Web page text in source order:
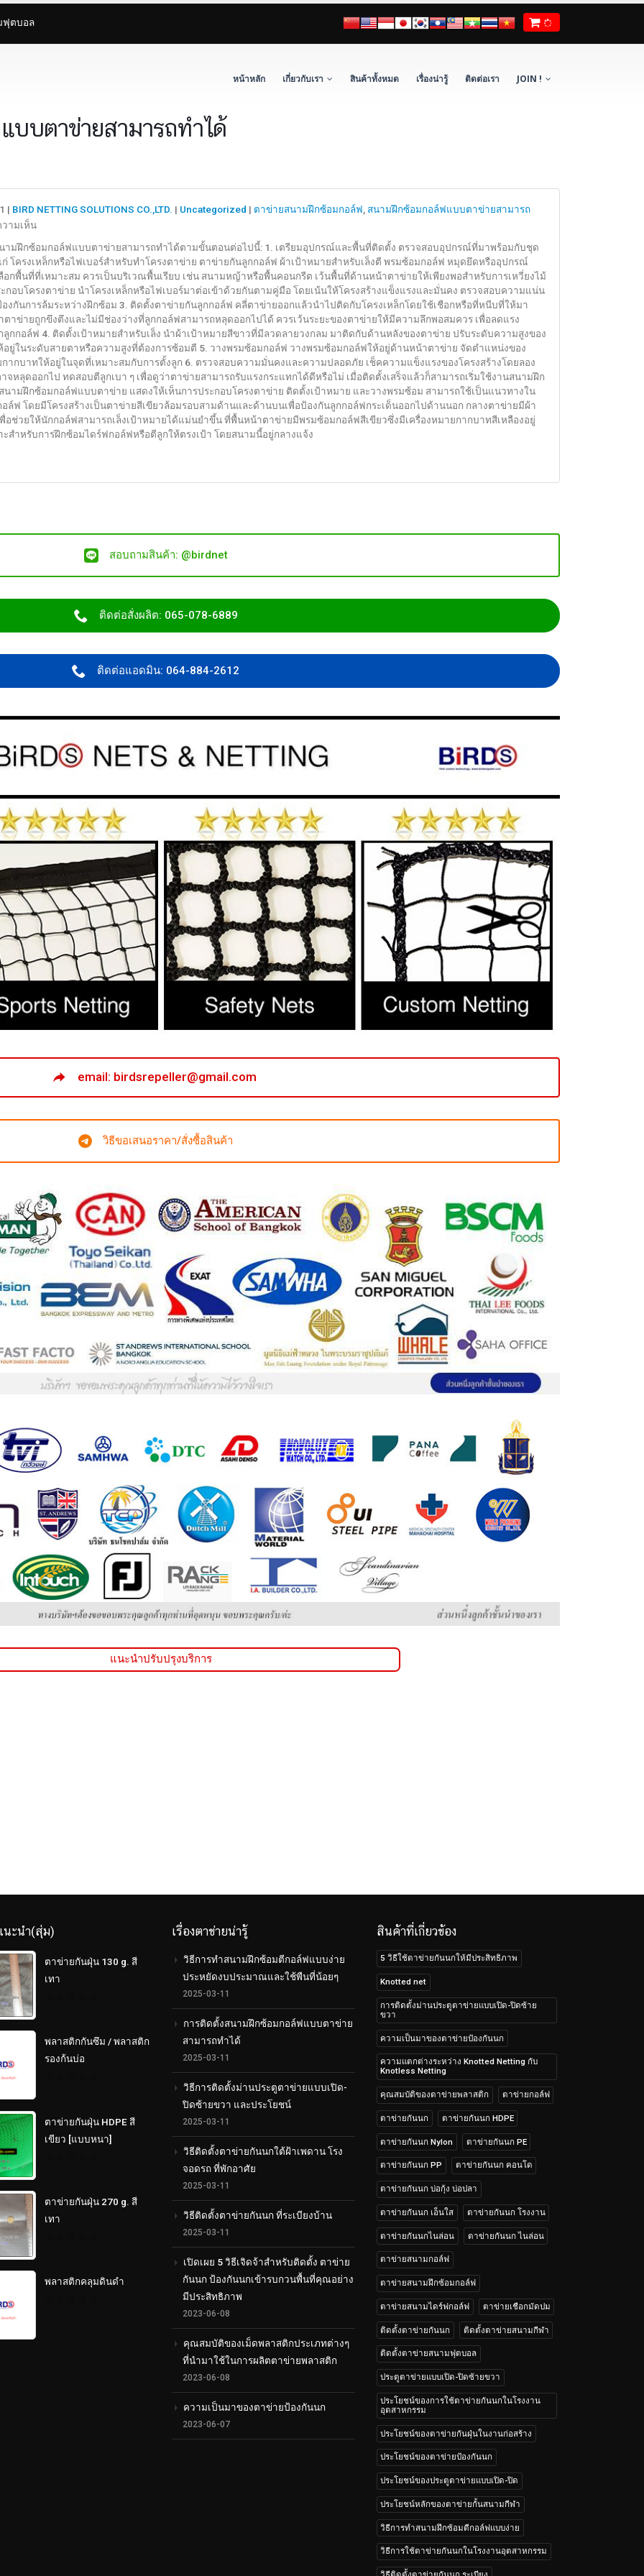
ฟุตบอล
หน้าหลัก เกี่ยวกับเรา สินค้าทั้งหมด เรื่องน่ารู้ ติดต่อเรา JOIN !
บตาข่ายสามารถทำได้
| BIRD NETTING SOLUTIONS CO.,LTD. | Uncategorized | ตาข่ายสนามฝึกซ้อมกอล์ฟ สนามฝึกซ้อมกอล์ฟแบบตาข่ายสามารถ
ามเห็นบน
ติด
ตั้ง
สนาม
ฝึก
ซ้อม
กอล์ฟ
แบบ
ตาข่าย
สามารถ
ทำได้
ามฝึกซ้อมกอล์ฟแบบตาข่ายสามารถทำได้ตามขั้นตอนต่อไปนี้: 1. เตรียมอุปกรณ์และพื้นที่ติดตั้ง ตรวจสอบอุปกรณ์ที่มาพร้อมกับชุด
โครงเหล็กหรือไฟเบอร์สำหรับทำโครงตาข่าย ตาข่ายกันลูกกอล์ฟ ผ้าเป้าหมายสำหรับเล็งตี พรมซ้อมกอล์ฟ หมุดยึดหรืออุปกรณ์
ลือกพื้นที่ที่เหมาะสม ควรเป็นบริเวณพื้นเรียบ เช่น สนามหญ้าหรือพื้นคอนกรีต เว้นพื้นที่ด้านหน้าตาข่ายให้เพียงพอสำหรับการเหวี่ยงไม้
กอบโครงตาข่าย นำโครงเหล็กหรือไฟเบอร์มาต่อเข้าด้วยกันตามคู่มือ โดยเน้นให้โครงสร้างแข็งแรงและมั่นคง ตรวจสอบความแน่น
งกันการล้มระหว่างฝึกซ้อม 3. ติดตั้งตาข่ายกันลูกกอล์ฟ คลี่ตาข่ายออกแล้วนำไปติดกับโครงเหล็กโดยใช้เชือกหรือที่หนีบที่ให้มา
ตาข่ายถูกขึงตึงและไม่มีช่องว่างที่ลูกกอล์ฟสามารถหลุดออกไปได้ ควรเว้นระยะของตาข่ายให้มีความลึกพอสมควร เพื่อลดแรง
ลูกกอล์ฟ 4. ติดตั้งเป้าหมายสำหรับเล็ง นำผ้าเป้าหมายสีขาวที่มีลวดลายวงกลม มาติดกับด้านหลังของตาข่าย ปรับระดับความสูงของ
อยู่ในระดับสายตาหรือความสูงที่ต้องการซ้อมตี 5. วางพรมซ้อมกอล์ฟ วางพรมซ้อมกอล์ฟให้อยู่ด้านหน้าตาข่าย จัดตำแหน่งของ
กากบาทให้อยู่ในจุดที่เหมาะสมกับการตั้งลูก 6. ตรวจสอบความมั่นคงและความปลอดภัย เช็คความแข็งแรงของโครงสร้างโดยลอง
หลุดออกไป ทดสอบตีลูกเบา ๆ เพื่อดูว่าตาข่ายสามารถรับแรงกระแทกได้ดีหรือไม่ เมื่อติดตั้งเสร็จแล้วก็สามารถเริ่มใช้งานสนามฝึก
มฝึกซ้อมกอล์ฟแบบตาข่าย แสดงให้เห็นการประกอบโครงตาข่าย ติดตั้งเป้าหมาย และวางพรมซ้อม สามารถใช้เป็นแนวทางใน
ล์ฟ โดยมีโครงสร้างเป็นตาข่ายสีเขียวล้อมรอบสามด้านและด้านบนเพื่อป้องกันลูกกอล์ฟกระเด็นออกไปด้านนอก กลางตาข่ายมีผ้า
อช่วยให้นักกอล์ฟสามารถเล็งเป้าหมายได้แม่นยำขึ้น ที่พื้นหน้าตาข่ายมีพรมซ้อมกอล์ฟสีเขียวซึ่งมีเครื่องหมายกากบาทสีเหลืองอยู่
สำหรับการฝึกซ้อมไดร์ฟกอล์ฟหรือตีลูกให้ตรงเป้า โดยสนามนี้อยู่กลางแจ้ง
สอบถามสินค้า: @birdnet
ติดต่อสั่งผลิต: 065-078-6889
ติดต่อแอดมิน: 064-884-2612
email: birdsrepeller@gmail.com
วิธีขอเสนอราคา/สั่งซื้อสินค้า
แนะนำปรับปรุงบริการ
ะนำ(สุ่ม)
ตาข่ายกันฝุ่น 130 g. สี
เทา
5
พลาสติกกันซึม / พลาสติก
รองก้นบ่อ
5
ตาข่ายกันฝุ่น HDPE สี
เขียว [แบบหนา]
5
ตาข่ายกันฝุ่น 270 g. สี
เทา
5
พลาสติกคลุมดินดำ
เรื่องตาข่ายน่ารู้
วิธีการทำสนามฝึกซ้อมตีกอล์ฟแบบง่าย
ประหยัดงบประมาณและใช้พืนที่น้อยๆ
2025-03-11
การติดตั้งสนามฝึกซ้อมกอล์ฟแบบตาข่าย
สามารถทำได้
2025-03-11
วิธีการติดตั้งม่านประตูตาข่ายแบบเปิด-
ปิดซ้ายขวา และประโยชน์
2025-03-11
วิธีติดตั้งตาข่ายกันนกใต้ฝ้าเพดาน โรง
จอดรถ ที่พักอาศัย
2025-03-11
วิธีติดตั้งตาข่ายกันนก ที่ระเบียงบ้าน
2025-03-11
เปิดเผย 5 วิธีเจิดจ้าสำหรับติดตั้ง ตาข่าย
กันนก ป้องกันนกเข้ารบกวนพื้นที่คุณอย่าง
มีประสิทธิภาพ
2023-06-08
คุณสมบัติของเม็ดพลาสติกประเภทต่างๆ
ที่นำมาใช้ในการผลิตตาข่ายพลาสติก
2023-06-08
ความเป็นมาของตาข่ายป้องกันนก
2023-06-07
สินค้าที่เกี่ยวข้อง
5 วิธีใช้ตาข่ายกันนกให้มีประสิทธิภาพ
Knotted net
การติดตั้งม่านประตูตาข่ายแบบเปิด-ปิดซ้าย
ขวา
ความเป็นมาของตาข่ายป้องกันนก
ความแตกต่างระหว่าง Knotted Netting กับ
Knotless Netting
คุณสมบัติของตาข่ายพลาสติก ตาข่ายกอล์ฟ
ตาข่ายกันนก ตาข่ายกันนก HDPE
ตาข่ายกันนก Nylon ตาข่ายกันนก PE
ตาข่ายกันนก PP ตาข่ายกันนก คอนโด
ตาข่ายกันนก บ่อกุ้ง บ่อปลา
ตาข่ายกันนก เอ็นใส ตาข่ายกันนก โรงงาน
ตาข่ายกันนกไนล่อน ตาข่ายกันนก ไนล่อน
ตาข่ายสนามกอล์ฟ
ตาข่ายสนามฝึกซ้อมกอล์ฟ
ตาข่ายสนามไดร์ฟกอล์ฟ ตาข่ายเชือกมัดปม
ติดตั้งตาข่ายกันนก ติดตั้งตาข่ายสนามกีฬา
ติดตั้งตาข่ายสนามฟุตบอล
ประตูตาข่ายแบบเปิด-ปิดซ้ายขวา
ประโยชน์ของการใช้ตาข่ายกันนกในโรงงาน
อุตสาหกรรม
ประโยชน์ของตาข่ายกันฝุ่นในงานก่อสร้าง
ประโยชน์ของตาข่ายป้องกันนก
ประโยชน์ของประตูตาข่ายแบบเปิด-ปิด
ประโยชน์หลักของตาข่ายกั้นสนามกีฬา
วิธีการทำสนามฝึกซ้อมตีกอล์ฟแบบง่าย
วิธีการใช้ตาข่ายกันนกในโรงงานอุตสาหกรรม